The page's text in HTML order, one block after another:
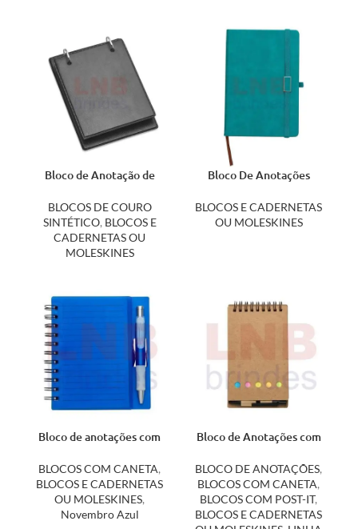
Bloco de Anotação de
BLOCOS DE COURO
SINTÉTICO, BLOCOS E
CADERNETAS OU
MOLESKINES
Bloco De Anotações
BLOCOS E CADERNETAS
OU MOLESKINES
Bloco de anotações com
BLOCOS COM CANETA,
BLOCOS E CADERNETAS
OU MOLESKINES,
Novembro Azul
Bloco de Anotações com
BLOCO DE ANOTAÇÕES,
BLOCOS COM CANETA,
BLOCOS COM POST-IT,
BLOCOS E CADERNETAS